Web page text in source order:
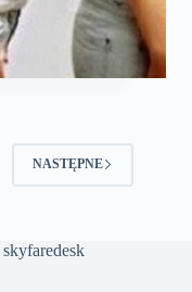
NASTĘPNE
skyfaredesk